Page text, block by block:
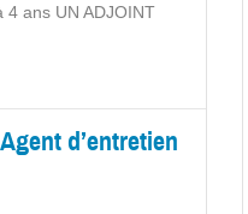
ans UN ADJOINT
d’entretien